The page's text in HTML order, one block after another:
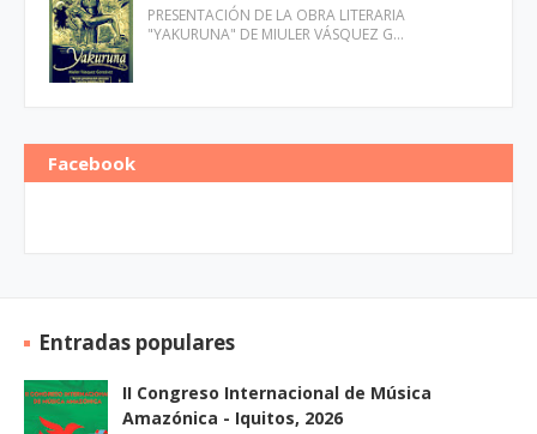
PRESENTACIÓN DE LA OBRA LITERARIA
"YAKURUNA" DE MIULER VÁSQUEZ G…
Facebook
Entradas populares
II Congreso Internacional de Música
Amazónica - Iquitos, 2026